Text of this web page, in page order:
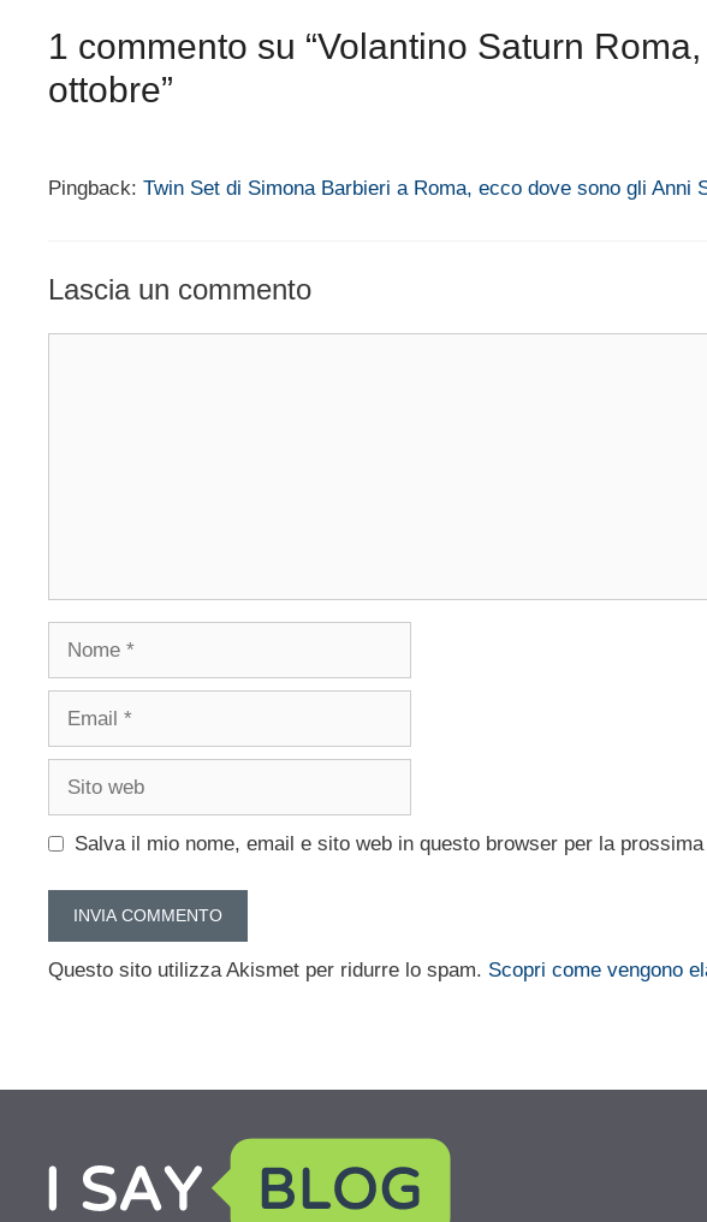
1 commento su “Volantino Saturn
ottobre”
Pingback: Twin Set di Simona Barbieri a Roma, ecco dove sono gli Anni
Lascia un commento
Salva il mio nome, email e sito web in questo browser per la
Questo sito utilizza Akismet per ridurre lo spam. Scopri come vengono